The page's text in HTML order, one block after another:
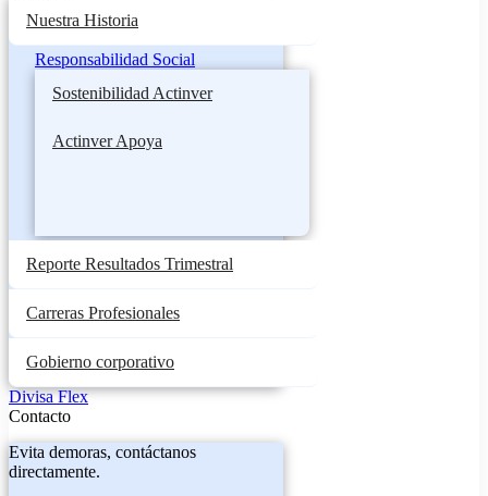
Nuestra Historia
Responsabilidad Social
Sostenibilidad Actinver
Actinver Apoya
Reporte Resultados Trimestral
Carreras Profesionales
Gobierno corporativo
Divisa Flex
Contacto
Evita demoras, contáctanos
directamente.